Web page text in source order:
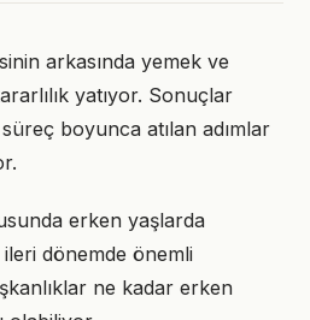
arkasında yemek ve
yatıyor. Sonuçlar
boyunca atılan adımlar
erken yaşlarda
dönemde önemli
ne kadar erken